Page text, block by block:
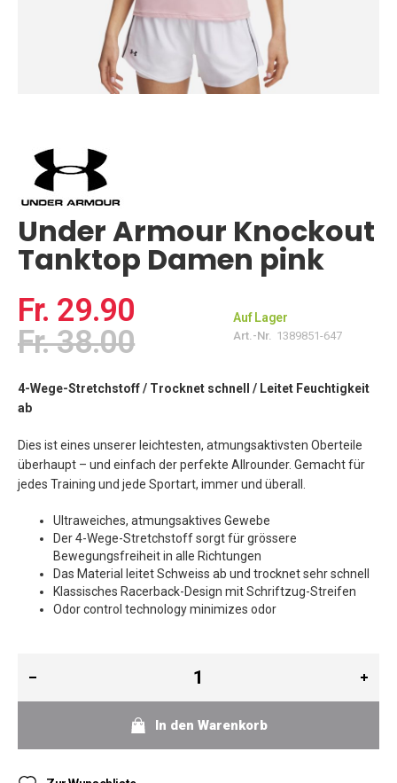
Bildgalerie
springen
Under Armour Knockout
Tanktop Damen pink
Fr. 29.90
Fr. 38.00
Auf Lager
Art.-Nr. 1389851-647
4-Wege-Stretchstoff / Trocknet schnell / Leitet Feuchtigkeit
ab
Dies ist eines unserer leichtesten, atmungsaktivsten Oberteile
überhaupt – und einfach der perfekte Allrounder. Gemacht für
jedes Training und jede Sportart, immer und überall.
Ultraweiches, atmungsaktives Gewebe
Der 4-Wege-Stretchstoff sorgt für grössere
Bewegungsfreiheit in alle Richtungen
Das Material leitet Schweiss ab und trocknet sehr schnell
Klassisches Racerback-Design mit Schriftzug-Streifen
Odor control technology minimizes odor
In den Warenkorb